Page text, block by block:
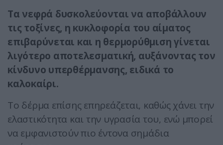
Τα νεφρά δυσκολεύονται να αποβάλλουν
τις τοξίνες, η κυκλοφορία του αίματος
επιβαρύνεται και η θερμορύθμιση γίνεται
λιγότερο αποτελεσματική, αυξάνοντας τον
κίνδυνο υπερθέρμανσης, ειδικά το
καλοκαίρι.
Το δέρμα επίσης επηρεάζεται, καθώς χάνει την
ελαστικότητα και την υγρασία του, ενώ μπορεί
να εμφανιστούν πιο έντονα σημάδια